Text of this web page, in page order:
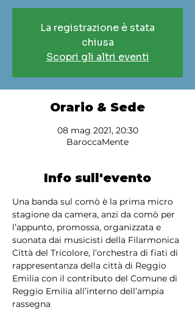
La registrazione è stata
chiusa
Scopri gli altri eventi
Orario & Sede
08 mag 2021, 20:30
BaroccaMente
Info sull'evento
Una banda sul comò è la prima micro
stagione da camera, anzi da comò per
l’appunto, promossa, organizzata e
suonata dai musicisti della Filarmonica
Città del Tricolore, l’orchestra di fiati di
rappresentanza della città di Reggio
Emilia con il contributo del Comune di
Reggio Emilia all’interno dell’ampia
rassegna